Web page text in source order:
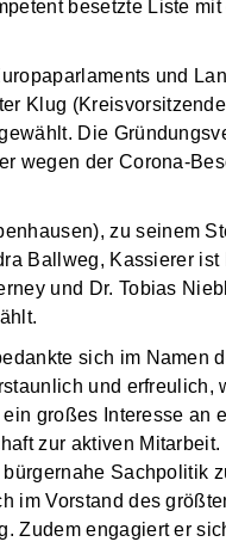
besetzte Liste
und
Klug
Die
wegen der Corona-
zu seinem
Ballweg, Kassierer ist
und Dr. Tobias
sich im Namen
und erfreulich,
großes Interesse an
zur aktiven
Sachpolitik
im Vorstand des
Zudem engagiert er